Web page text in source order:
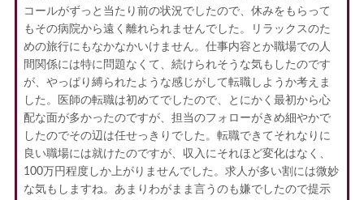
コールがずっと当たり前の状況でしたので、休みをもらって
もその病院から遠く離れられませんでした。リラックスのた
めの旅行にもなかなかいけません。仕事内容とか職場での人
間関係には特に問題なくて、続けられそうな気もしたのです
が、やっぱり縛られたような感じがして転職しようか考えま
した。医師の転職は初めてでしたので、とにかく最初から心
配な面が多かったのですが、担当のフォローがきめ細やかで
したのでその辺は任せっきりでした。転職できてそれなりに
良い職場には就けたのですが、収入にそれほど変化はなく、
100万円程度しか上がりませんでした。求人が多い割には微妙
な気もしますね。あまりわがまま言うのも嫌でしたので提示